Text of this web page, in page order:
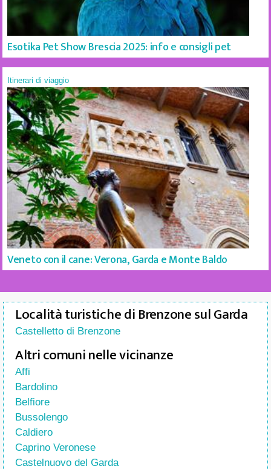
Esotika Pet Show Brescia 2025: info e consigli pet
Itinerari di viaggio
Veneto con il cane: Verona, Garda e Monte Baldo
Località turistiche di Brenzone sul Garda
Castelletto di Brenzone
Altri comuni nelle vicinanze
Affi
Bardolino
Belfiore
Bussolengo
Caldiero
Caprino Veronese
Castelnuovo del Garda